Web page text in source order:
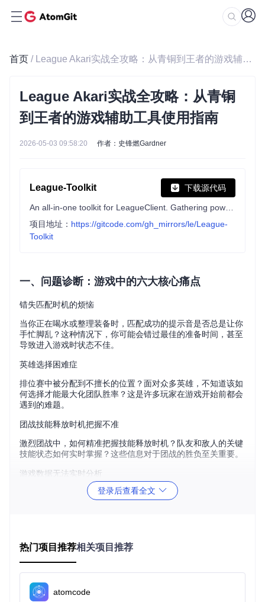
首页 / League Akari实战全攻略：从青铜到王者的游戏辅助工具使用指南
League Akari实战全攻略：从青铜
到王者的游戏辅助工具使用指南
2026-05-03 09:58:20 作者：史锋燃Gardner
League-Toolkit 下载源代码
项目地址： https://gitcode.com/gh_mirrors/le/League-
Toolkit
一、问题诊断：游戏中的六大核心痛点
错失匹配时机的烦恼
当你正在喝水或整理装备时，匹配成功的提示音是否总是让你
手忙脚乱？这种情况下，你可能会错过最佳的准备时间，甚至
导致进入游戏时状态不佳。
英雄选择困难症
排位赛中被分配到不擅长的位置？面对众多英雄，不知道该如
何选择才能最大化团队胜率？这是许多玩家在游戏开始前都会
遇到的难题。
团战技能释放时机把握不准
激烈团战中，如何精准把握技能释放时机？队友和敌人的关键
技能状态如何实时掌握？这些信息对于团战的胜负至关重要。
游戏数据无法实时分析
还在赛后翻查战绩网站？无法在游戏过程中实时获取关键数
据，如动态段位走势、英雄熟练度、对局关键事件时间轴等，
千篇一律的工具界面，在不同的光线环境下使用体验不佳。明
亮环境下需要浅色主题，低光环境下则需要深色主题来保护视
力。
快捷键操作不便捷
登录后查看全文
热门项目推荐相关项目推荐
atomcode